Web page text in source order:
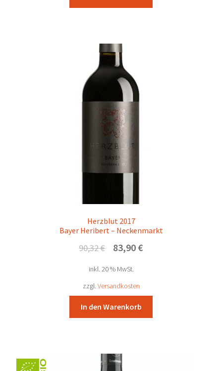
Herzblut 2017
Bayer Heribert – Neckenmarkt
90,32€
Ursprünglicher
war:
90,32 €
83,90 €Aktueller
inkl. 20 % MwSt.
zzgl. Versandkosten
In den Warenkorb